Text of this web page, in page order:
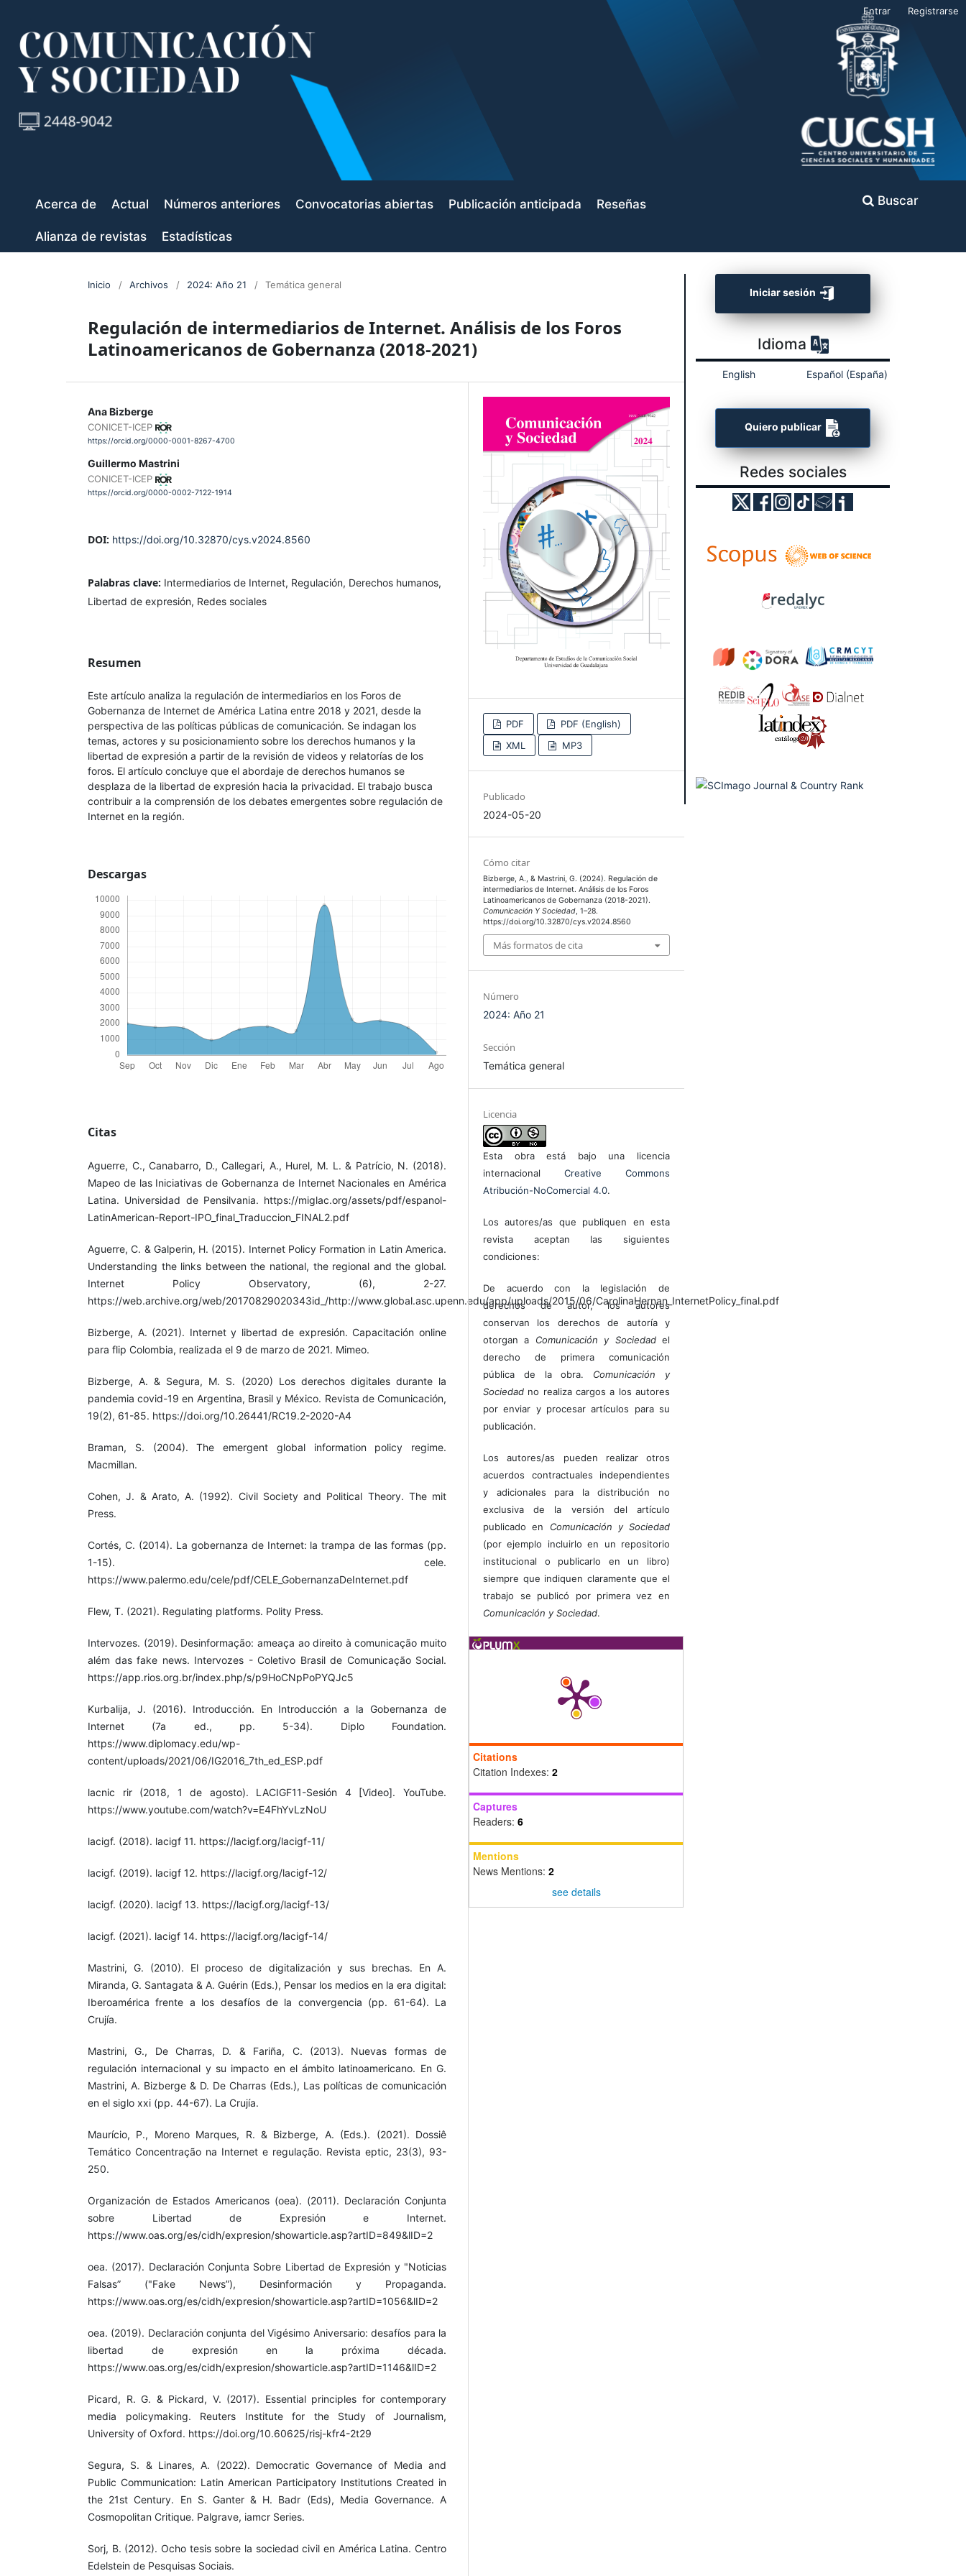
Acerca de Actual Números anteriores Convocatorias abiertas Publicación anticipada Reseñas
Alianza de revistas Estadísticas
Buscar
Entrar Registrarse
Inicio / Archivos / 2024: Año 21 / Temática general
Regulación de intermediarios de Internet. Análisis de los Foros
Latinoamericanos de Gobernanza (2018-2021)
Ana Bizberge
CONICET-ICEP
https://orcid.org/0000-0001-8267-4700
Guillermo Mastrini
CONICET-ICEP
https://orcid.org/0000-0002-7122-1914
DOI: https://doi.org/10.32870/cys.v2024.8560
Palabras clave: Intermediarios de Internet, Regulación, Derechos humanos,
Libertad de expresión, Redes sociales
Resumen
Este artículo analiza la regulación de intermediarios en los Foros de
Gobernanza de Internet de América Latina entre 2018 y 2021, desde la
perspectiva de las políticas públicas de comunicación. Se indagan los
temas, actores y su posicionamiento sobre los derechos humanos y la
libertad de expresión a partir de la revisión de videos y relatorías de los
foros. El artículo concluye que el abordaje de derechos humanos se
desplaza de la libertad de expresión hacia la privacidad. El trabajo busca
contribuir a la comprensión de los debates emergentes sobre regulación de
Internet en la región.
Descargas
Citas
Aguerre, C., Canabarro, D., Callegari, A., Hurel, M. L. & Patrício, N. (2018).
Mapeo de las Iniciativas de Gobernanza de Internet Nacionales en América
Latina. Universidad de Pensilvania. https://miglac.org/assets/pdf/espanol-
LatinAmerican-Report-IPO_final_Traduccion_FINAL2.pdf
Aguerre, C. & Galperin, H. (2015). Internet Policy Formation in Latin America.
Understanding the links between the national, the regional and the global.
Internet Policy Observatory, (6), 2-27.
https://web.archive.org/web/20170829020343id_/http://www.global.asc.upenn.edu/app/uploads/2015/06/CarolinaHernan_InternetPolicy_final.pdf
Bizberge, A. (2021). Internet y libertad de expresión. Capacitación online
para flip Colombia, realizada el 9 de marzo de 2021. Mimeo.
Bizberge, A. & Segura, M. S. (2020) Los derechos digitales durante la
pandemia covid-19 en Argentina, Brasil y México. Revista de Comunicación,
19(2), 61-85. https://doi.org/10.26441/RC19.2-2020-A4
Braman, S. (2004). The emergent global information policy regime.
Macmillan.
Cohen, J. & Arato, A. (1992). Civil Society and Political Theory. The mit
Press.
Cortés, C. (2014). La gobernanza de Internet: la trampa de las formas (pp.
1-15). cele.
https://www.palermo.edu/cele/pdf/CELE_GobernanzaDeInternet.pdf
Flew, T. (2021). Regulating platforms. Polity Press.
Intervozes. (2019). Desinformação: ameaça ao direito à comunicação muito
além das fake news. Intervozes - Coletivo Brasil de Comunicação Social.
https://app.rios.org.br/index.php/s/p9HoCNpPoPYQJc5
Kurbalija, J. (2016). Introducción. En Introducción a la Gobernanza de
Internet (7a ed., pp. 5-34). Diplo Foundation.
https://www.diplomacy.edu/wp-
content/uploads/2021/06/IG2016_7th_ed_ESP.pdf
lacnic rir (2018, 1 de agosto). LACIGF11-Sesión 4 [Video]. YouTube.
https://www.youtube.com/watch?v=E4FhYvLzNoU
lacigf. (2018). lacigf 11. https://lacigf.org/lacigf-11/
lacigf. (2019). lacigf 12. https://lacigf.org/lacigf-12/
lacigf. (2020). lacigf 13. https://lacigf.org/lacigf-13/
lacigf. (2021). lacigf 14. https://lacigf.org/lacigf-14/
Mastrini, G. (2010). El proceso de digitalización y sus brechas. En A.
Miranda, G. Santagata & A. Guérin (Eds.), Pensar los medios en la era digital:
Iberoamérica frente a los desafíos de la convergencia (pp. 61-64). La
Crujía.
Mastrini, G., De Charras, D. & Fariña, C. (2013). Nuevas formas de
regulación internacional y su impacto en el ámbito latinoamericano. En G.
Mastrini, A. Bizberge & D. De Charras (Eds.), Las políticas de comunicación
en el siglo xxi (pp. 44-67). La Crujía.
Maurício, P., Moreno Marques, R. & Bizberge, A. (Eds.). (2021). Dossiê
Temático Concentração na Internet e regulação. Revista eptic, 23(3), 93-
250.
Organización de Estados Americanos (oea). (2011). Declaración Conjunta
sobre Libertad de Expresión e Internet.
https://www.oas.org/es/cidh/expresion/showarticle.asp?artID=849&lID=2
oea. (2017). Declaración Conjunta Sobre Libertad de Expresión y "Noticias
Falsas” ("Fake News”), Desinformación y Propaganda.
https://www.oas.org/es/cidh/expresion/showarticle.asp?artID=1056&lID=2
oea. (2019). Declaración conjunta del Vigésimo Aniversario: desafíos para la
libertad de expresión en la próxima década.
https://www.oas.org/es/cidh/expresion/showarticle.asp?artID=1146&lID=2
Picard, R. G. & Pickard, V. (2017). Essential principles for contemporary
media policymaking. Reuters Institute for the Study of Journalism,
University of Oxford. https://doi.org/10.60625/risj-kfr4-2t29
Segura, S. & Linares, A. (2022). Democratic Governance of Media and
Public Communication: Latin American Participatory Institutions Created in
the 21st Century. En S. Ganter & H. Badr (Eds), Media Governance. A
Cosmopolitan Critique. Palgrave, iamcr Series.
Sorj, B. (2012). Ocho tesis sobre la sociedad civil en América Latina. Centro
Edelstein de Pesquisas Sociais.
PDF
PDF (English)
XML
MP3
Publicado
2024-05-20
Cómo citar
Bizberge, A., & Mastrini, G. (2024). Regulación de
intermediarios de Internet. Análisis de los Foros
Latinoamericanos de Gobernanza (2018-2021).
Comunicación Y Sociedad, 1–28.
https://doi.org/10.32870/cys.v2024.8560
Más formatos de cita
Número
2024: Año 21
Sección
Temática general
Licencia
Esta obra está bajo una licencia
internacional Creative Commons
Atribución-NoComercial 4.0.
Los autores/as que publiquen en esta
revista aceptan las siguientes
condiciones:
De acuerdo con la legislación de
derechos de autor, los autores
conservan los derechos de autoría y
otorgan a Comunicación y Sociedadel
derecho de primera comunicación
pública de la obra. Comunicación y
Sociedad no realiza cargos a los autores
por enviar y procesar artículos para su
publicación.
Los autores/as pueden realizar otros
acuerdos contractuales independientes
y adicionales para la distribución no
exclusiva de la versión del artículo
publicado en Comunicación y Sociedad
(por ejemplo incluirlo en un repositorio
institucional o publicarlo en un libro)
siempre que indiquen claramente que el
trabajo se publicó por primera vez en
Comunicación y Sociedad.
Citations
Citation Indexes: 2
Captures
Readers: 6
Mentions
News Mentions: 2
see details
Iniciar sesión
Idioma
English Español (España)
Quiero publicar
Redes sociales